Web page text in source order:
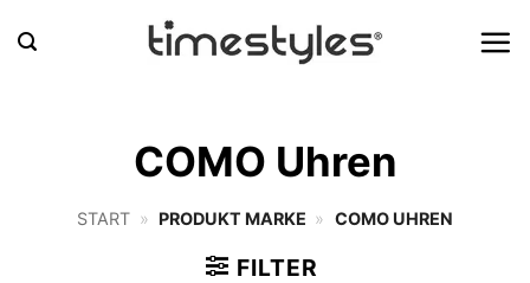
Inhalt
COMO Uhren
START » PRODUKT MARKE » COMO UHREN
FILTER